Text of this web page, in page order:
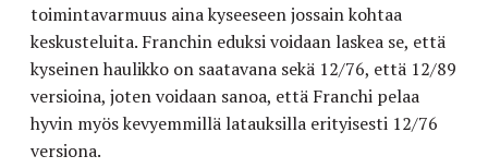
toimintavarmuus aina kyseeseen jossain kohtaa
keskusteluita. Franchin eduksi voidaan laskea se, että
kyseinen haulikko on saatavana sekä 12/76, että 12/89
versioina, joten voidaan sanoa, että Franchi pelaa
hyvin myös kevyemmillä latauksilla erityisesti 12/76
versiona.